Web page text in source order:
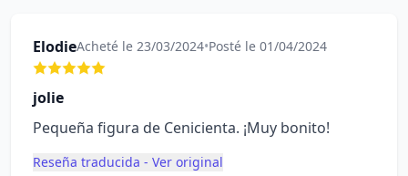
ElodieAcheté le 23/03/2024•Posté le 01/04/2024
jolie
Pequeña figura de Cenicienta. ¡Muy bonito!
Reseña traducida - Ver original